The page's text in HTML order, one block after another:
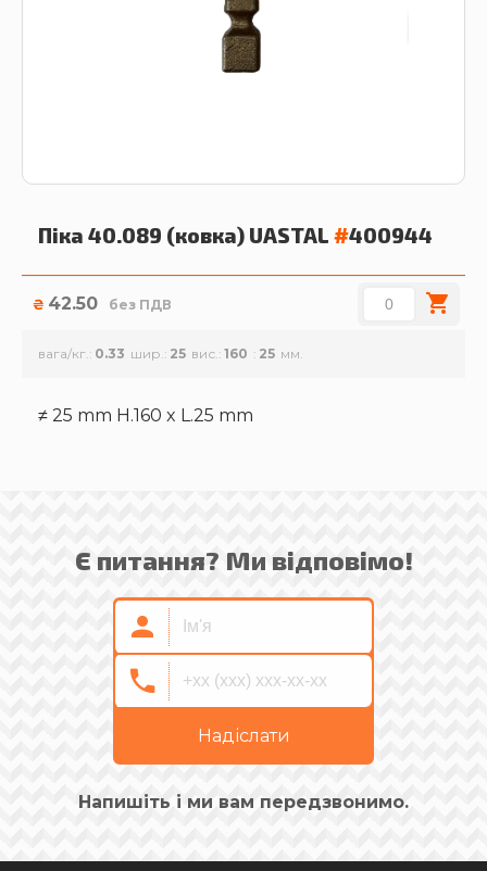
Піка 40.089 (ковка) UASTAL #400944
₴ 42.50 без ПДВ
вага/кг. 0.33 шир. 25 вис. 160 25
≠ 25 mm H.160 x L.25 mm
Є питання? Ми відповімо!
Надіслати
Напишіть і ми вам передзвонимо.